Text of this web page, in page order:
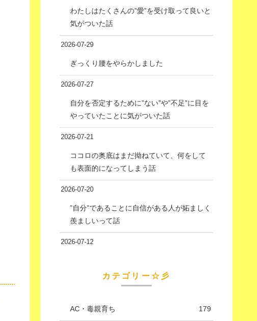
わたしはたくさんの”愛”を受け取って良いと
気がついた話
2026-07-29
ぎっくり腰をやらかしました
2026-07-27
自分を否定するために”ない”や”不足”に目を
やっていたことに気がついた話
2026-07-21
ココロの奥底はまだ拗ねていて、何をして
も表面的になってしまう話
2026-07-20
”自分”であることに自信がある人が妬ましく
羨ましいって話
2026-07-12
カテゴリー☆彡
AC・毒親育ち 179